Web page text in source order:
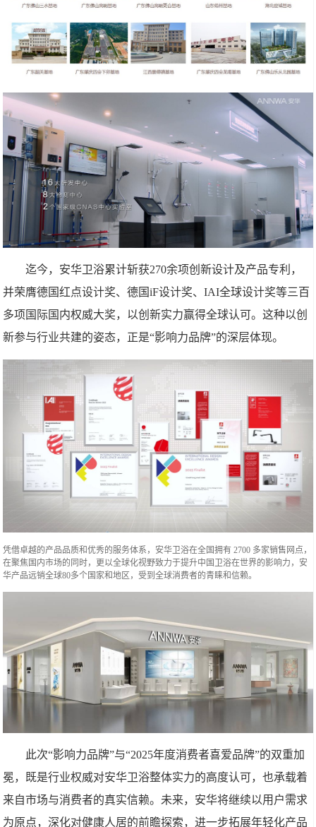
迄今，安华卫浴累计斩获270余项创新设计及产品专利，
并荣膺德国红点设计奖、德国iF设计奖、IAI全球设计奖等三百
多项国际国内权威大奖，以创新实力赢得全球认可。这种以创
新参与行业共建的姿态，正是“影响力品牌”的深层体现。
凭借卓越的产品品质和优秀的服务体系，安华卫浴在全国拥有 2700 多家销售网点，
在聚焦国内市场的同时，更以全球化视野致力于提升中国卫浴在世界的影响力，安
华产品远销全球80多个国家和地区，受到全球消费者的青睐和信赖。
此次“影响力品牌”与“2025年度消费者喜爱品牌”的双重加
冕，既是行业权威对安华卫浴整体实力的高度认可，也承载着
来自市场与消费者的真实信赖。未来，安华将继续以用户需求
为原点，深化对健康人居的前瞻探索，进一步拓展年轻化产品